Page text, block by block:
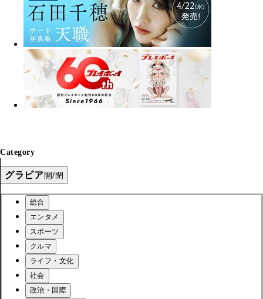
Category
グラビア開/閉
総合
エンタメ
スポーツ
クルマ
ライフ・文化
社会
政治・国際